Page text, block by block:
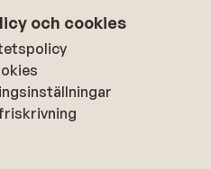
och cookies